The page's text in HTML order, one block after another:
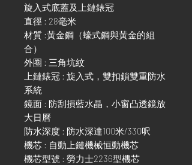
旋入式底蓋及上鏈錶冠
直徑 : 28毫米
材質 :黃金鋼（蠔式鋼與黃金的組
合）
外圈 : 三角坑紋
上鏈錶冠 : 旋入式，雙扣鎖雙重防水
系統
鏡面 : 防刮損藍水晶，小窗凸透鏡放
大日曆
防水深度 : 防水深達100米/330呎
機芯 : 自動上鏈機械恒動機芯
機芯型號 : 勞力士2236型機芯